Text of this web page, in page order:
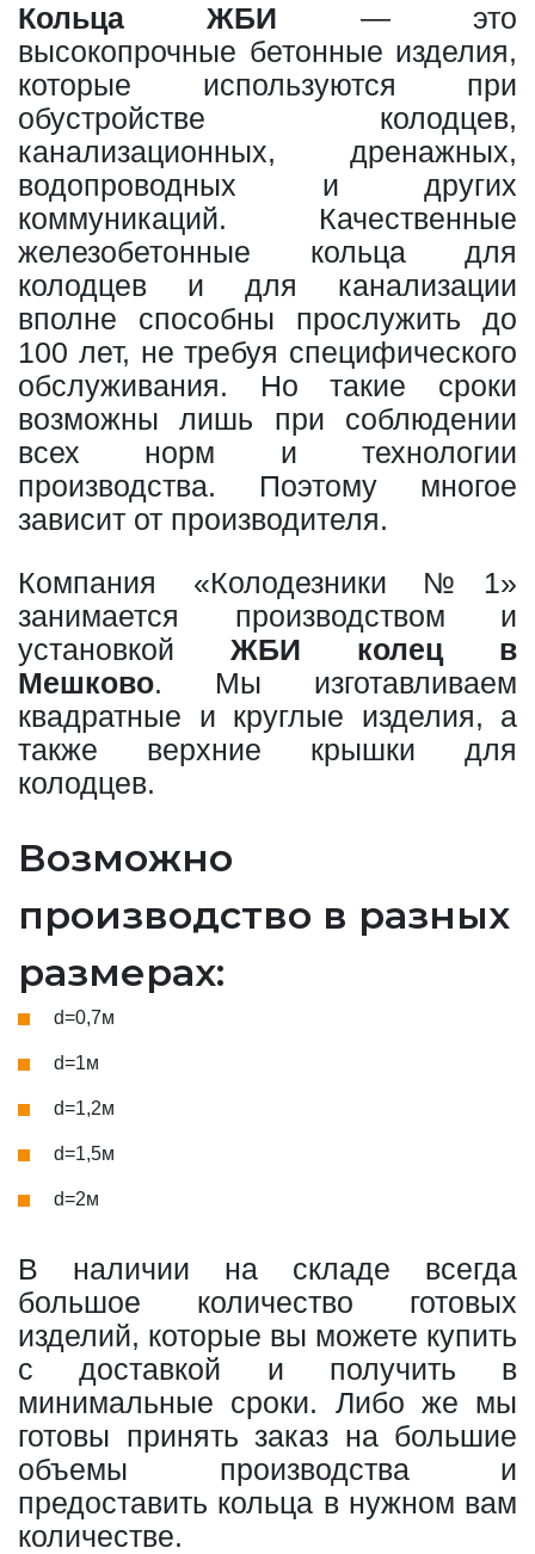
Кольца ЖБИ — это
высокопрочные бетонные изделия,
которые используются при
обустройстве колодцев,
канализационных, дренажных,
водопроводных и других
коммуникаций. Качественные
железобетонные кольца для
колодцев и для канализации
вполне способны прослужить до
100 лет, не требуя специфического
обслуживания. Но такие сроки
возможны лишь при соблюдении
всех норм и технологии
производства. Поэтому многое
зависит от производителя.
Компания «Колодезники №1»
занимается производством и
установкой ЖБИ колец в
Мешково. Мы изготавливаем
квадратные и круглые изделия, а
также верхние крышки для
колодцев.
Возможно
производство в разных
размерах:
d=0,7м
d=1м
d=1,2м
d=1,5м
d=2м
В наличии на складе всегда
большое количество готовых
изделий, которые вы можете купить
с доставкой и получить в
минимальные сроки. Либо же мы
готовы принять заказ на большие
объемы производства и
предоставить кольца в нужном вам
количестве.